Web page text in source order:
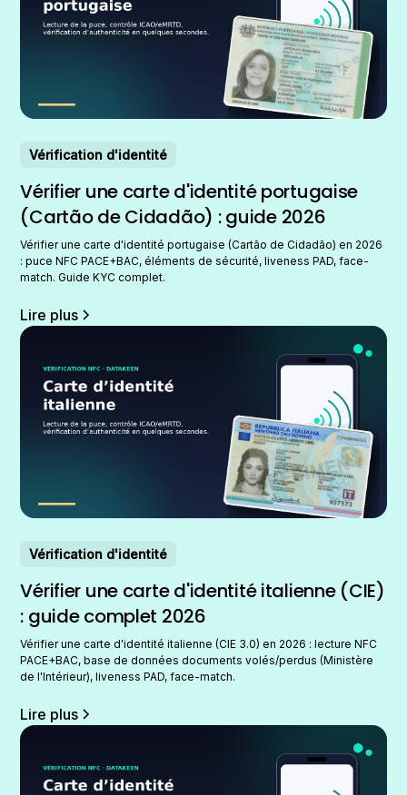
Vérification d'identité
Vérifier une carte d'identité portugaise
(Cartão de Cidadão) : guide 2026
Vérifier une carte d'identité portugaise (Cartão de Cidadão) en 2026
: puce NFC PACE+BAC, éléments de sécurité, liveness PAD, face-
match. Guide KYC complet.
Lire plus
Vérification d'identité
Vérifier une carte d'identité italienne (CIE)
: guide complet 2026
Vérifier une carte d'identité italienne (CIE 3.0) en 2026 : lecture NFC
PACE+BAC, base de données documents volés/perdus (Ministère
de l'Intérieur), liveness PAD, face-match.
Lire plus